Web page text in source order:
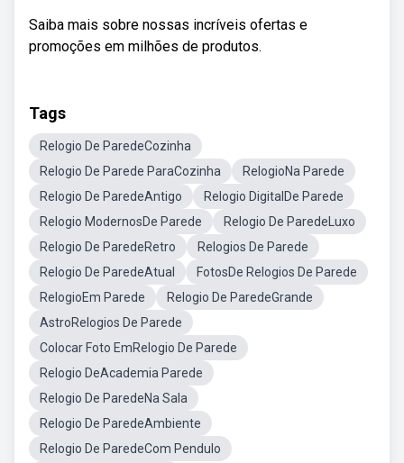
Saiba mais sobre nossas incríveis ofertas e
promoções em milhões de produtos.
Tags
Relogio De ParedeCozinha
Relogio De Parede ParaCozinha
RelogioNa Parede
Relogio De ParedeAntigo
Relogio DigitalDe Parede
Relogio ModernosDe Parede
Relogio De ParedeLuxo
Relogio De ParedeRetro
Relogios De Parede
Relogio De ParedeAtual
FotosDe Relogios De Parede
RelogioEm Parede
Relogio De ParedeGrande
AstroRelogios De Parede
Colocar Foto EmRelogio De Parede
Relogio DeAcademia Parede
Relogio De ParedeNa Sala
Relogio De ParedeAmbiente
Relogio De ParedeCom Pendulo